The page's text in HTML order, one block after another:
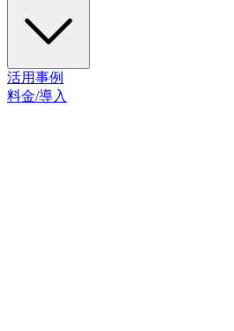
活用事例
料金/導入